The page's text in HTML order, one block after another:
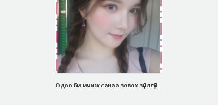
Одоо би ичиж санаа зовох зүйлгүй өөртөө итгэлтэй амьдарч байгаа